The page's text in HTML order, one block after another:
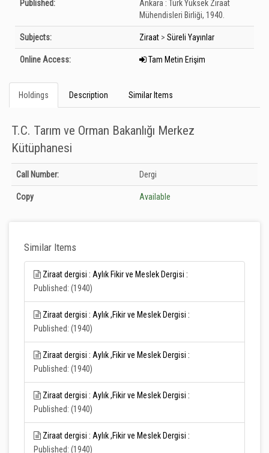
Published: Ankara : Türk Yüksek Ziraat
Mühendisleri Birliği, 1940.
Subjects: Ziraat > Süreli Yayınlar
Online Access: Tam Metin Erişim
Holdings Description Similar Items
T.C. Tarım ve Orman Bakanlığı Merkez
Kütüphanesi
Holdings details from T.C. Tarım ve Orman Bakanlığı Merkez Kütüphanesi:
Unknown
Call Number: Dergi
Copy Available
Similar Items
Ziraat dergisi : Aylık Fikir ve Meslek Dergisi :
Published: (1940)
Ziraat dergisi : Aylık ,Fikir ve Meslek Dergisi :
Published: (1940)
Ziraat dergisi : Aylık ,Fikir ve Meslek Dergisi :
Published: (1940)
Ziraat dergisi : Aylık ,Fikir ve Meslek Dergisi :
Published: (1940)
Ziraat dergisi : Aylık ,Fikir ve Meslek Dergisi :
Published: (1940)